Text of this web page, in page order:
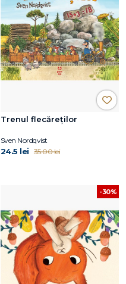
Trenul flecăreților
Sven Nordqvist
24.5 lei 35.00 lei
-30%